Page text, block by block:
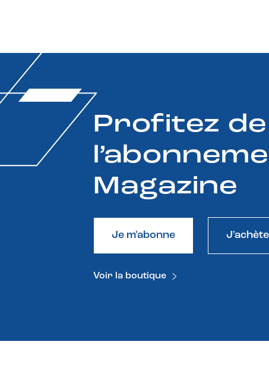
Profitez de
Magazine
Je m'abonne
Voir la boutique